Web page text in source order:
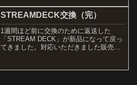
いたのですが、少々お...
STREAMDECK交換（完）
1週間ほど前に交換のために返送した
「STREAM DECK」が新品になって戻っ
てきました。対応いただきました販売店
直挿しでも USB 切替器（ハブ）経由で